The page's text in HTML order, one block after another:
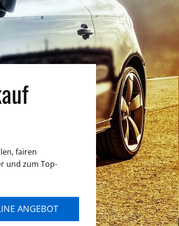
fairen
und zum Top-
ANGEBOT